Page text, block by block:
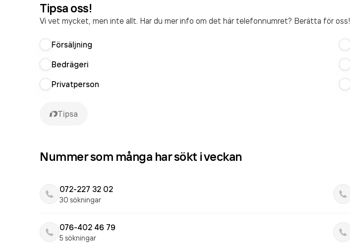
Tipsa oss!
Vi vet mycket, men inte allt. Har du mer info om det här telefonnumret? Berätta för oss!
Försäljning
Bedrägeri
Privatperson
Tipsa
Nummer som många har sökt i veckan
072-227 32 02
30 sökningar
076-402 46 79
5 sökningar